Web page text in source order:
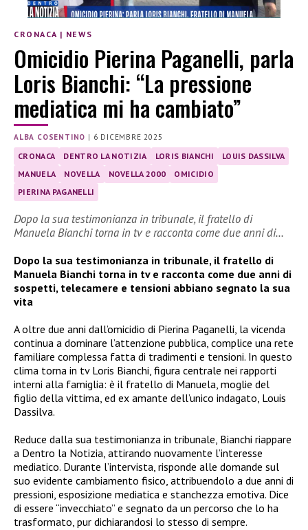
CRONACA | NEWS
Omicidio Pierina Paganelli, parla
Loris Bianchi: “La pressione
mediatica mi ha cambiato”
ALBA COSENTINO | 6 DICEMBRE 2025
CRONACA DENTRO LA NOTIZIA LORIS BIANCHI
LOUIS DASSILVA
MANUELA
NOVELLA NOVELLA 2000
OMICIDIO
PIERINA PAGANELLI
Dopo la sua testimonianza in tribunale, il fratello di
Manuela Bianchi torna in tv e racconta come due anni di…
Dopo la sua testimonianza in tribunale, il fratello di
Manuela Bianchi torna in tv e racconta come due anni di
sospetti, telecamere e tensioni abbiano segnato la sua
vita
A oltre due anni dall’omicidio di Pierina Paganelli, la vicenda
continua a dominare l’attenzione pubblica, complice una rete
familiare complessa fatta di tradimenti e tensioni. In questo
clima torna in tv Loris Bianchi, figura centrale nei rapporti
interni alla famiglia: è il fratello di Manuela, moglie del
figlio della vittima, ed ex amante dell’unico indagato, Louis
Dassilva.
Reduce dalla sua testimonianza in tribunale, Bianchi riappare
a Dentro la Notizia, attirando nuovamente l’interesse
mediatico. Durante l’intervista, risponde alle domande sul
suo evidente cambiamento fisico, attribuendolo a due anni di
pressioni, esposizione mediatica e stanchezza emotiva. Dice
di essere “invecchiato” e segnato da un percorso che lo ha
trasformato, pur dichiarandosi lo stesso di sempre.